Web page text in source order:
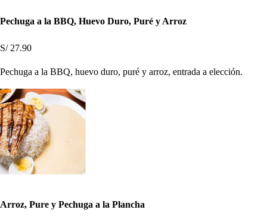
Pechuga a la BBQ, Huevo Duro, Puré y Arroz
S/ 27.90
Pechuga a la BBQ, huevo duro, puré y arroz, entrada a elección.
Arroz, Pure y Pechuga a la Plancha